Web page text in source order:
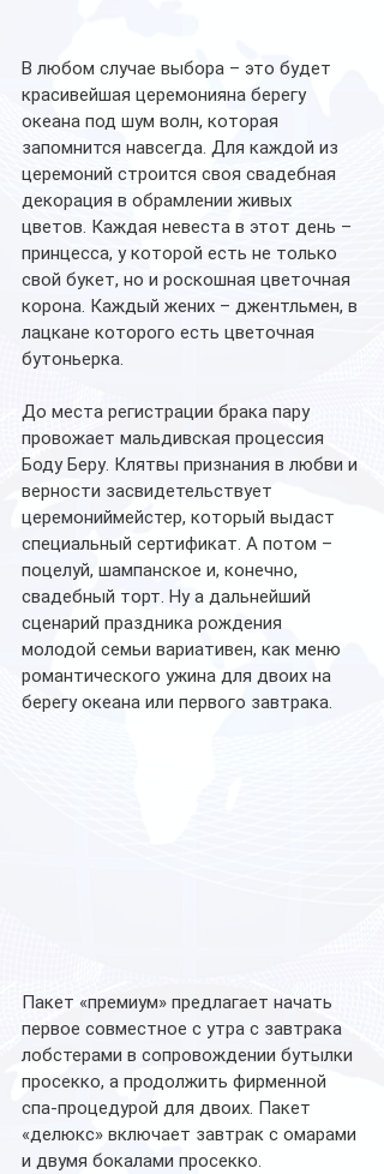
В любом случае выбора – это будет
красивейшая церемонияна берегу
океана под шум волн, которая
запомнится навсегда. Для каждой из
церемоний строится своя свадебная
декорация в обрамлении живых
цветов. Каждая невеста в этот день –
принцесса, у которой есть не только
свой букет, но и роскошная цветочная
корона. Каждый жених – джентльмен, в
лацкане которого есть цветочная
бутоньерка.
До места регистрации брака пару
провожает мальдивская процессия
Боду Беру. Клятвы признания в любви и
верности засвидетельствует
церемониймейстер, который выдаст
специальный сертификат. А потом –
поцелуй, шампанское и, конечно,
свадебный торт. Ну а дальнейший
сценарий праздника рождения
молодой семьи вариативен, как меню
романтического ужина для двоих на
берегу океана или первого завтрака.
Пакет «премиум» предлагает начать
первое совместное с утра с завтрака
лобстерами в сопровождении бутылки
просекко, а продолжить фирменной
спа-процедурой для двоих. Пакет
«делюкс» включает завтрак с омарами
и двумя бокалами просекко.